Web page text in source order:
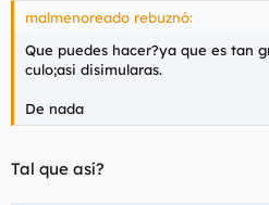
malmenoreado rebuznó:
Que puedes hacer?ya que es tan
culo;asi disimularas.
De nada
Tal que así?